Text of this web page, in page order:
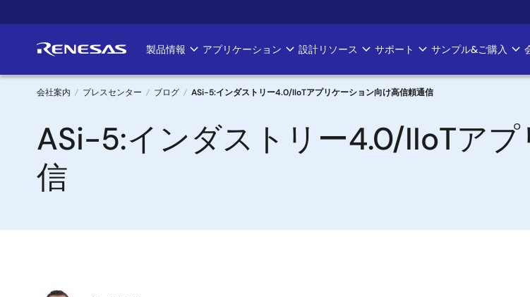
イ
ン
Main
navigation
製品情報 アプリケーション 設計リソース サポート サンプル&ご購入
パ
ン
く
会社案内 プレスセンター ブログ ASi-5:インダストリー4.0/IIoTアプリケーション向け高信頼通信
ASi-5:インダストリー4.0/IIoTア
信